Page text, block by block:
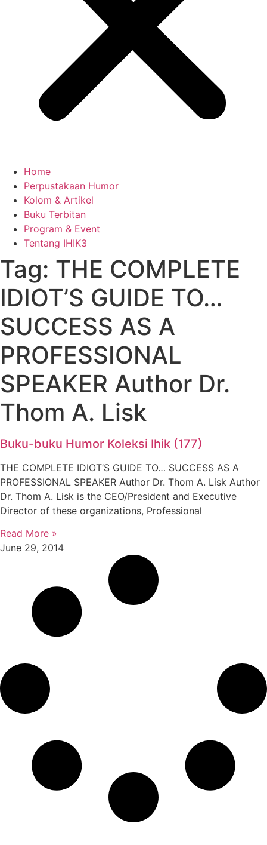
Home
Perpustakaan Humor
Kolom & Artikel
Buku Terbitan
Program & Event
Tentang IHIK3
Tag: THE COMPLETE
IDIOT’S GUIDE TO…
SUCCESS AS A
PROFESSIONAL
SPEAKER Author Dr.
Thom A. Lisk
Buku-buku Humor Koleksi Ihik (177)
THE COMPLETE IDIOT’S GUIDE TO… SUCCESS AS A
PROFESSIONAL SPEAKER Author Dr. Thom A. Lisk Author
Dr. Thom A. Lisk is the CEO/President and Executive
Director of these organizations, Professional
Read More »
June 29, 2014